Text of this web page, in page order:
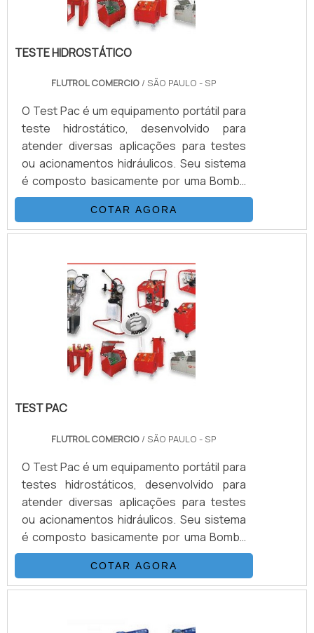
TESTE HIDROSTÁTICO
FLUTROL COMERCIO / SÃO PAULO - SP
O Test Pac é um equipamento portátil para
teste hidrostático, desenvolvido para
atender diversas aplicações para testes
ou acionamentos hidráulicos. Seu sistema
é composto basicamente por uma Bomba
Hidropneumática Haskel, kit de preparação
de ar, conjunto de filtros, válvulas, skid
tubular carbono ou inox, ou tanque inox.As
comprimido de compressor ou Nitrogênio,
alguns modelos geram altas pressões
hidráulicas reguláveis até 15.000 psi (1.000
bar), nessas configu.
COTAR AGORA
TEST PAC
FLUTROL COMERCIO / SÃO PAULO - SP
O Test Pac é um equipamento portátil para
testes hidrostáticos, desenvolvido para
atender diversas aplicações para testes
ou acionamentos hidráulicos. Seu sistema
é composto basicamente por uma Bomba
Hidropneumática Haskel, kit de preparação
de ar, conjunto de filtros, válvulas, skid
tubular carbono ou inox, ou tanque
PRODUTOOs equipamentos têm inúmeras
COTAR AGORA